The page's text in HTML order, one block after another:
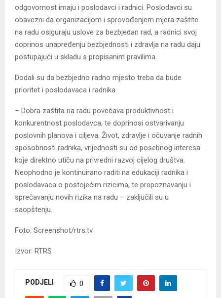
odgovornost imaju i poslodavci i radnici. Poslodavci su
obavezni da organizacijom i sprovođenjem mjera zaštite
na radu osiguraju uslove za bezbjedan rad, a radnici svoj
doprinos unapređenju bezbjednosti i zdravlja na radu daju
postupajući u skladu s propisanim pravilima.
Dodali su da bezbjedno radno mjesto treba da bude
prioritet i poslodavaca i radnika.
– Dobra zaštita na radu povećava produktivnost i
konkurentnost poslodavca, te doprinosi ostvarivanju
poslovnih planova i ciljeva. Život, zdravlje i očuvanje radnih
sposobnosti radnika, vrijednosti su od posebnog interesa
koje direktno utiču na privredni razvoj cijelog društva.
Neophodno je kontinuirano raditi na edukaciji radnika i
poslodavaca o postojećim rizicima, te prepoznavanju i
sprečavanju novih rizika na radu – zaključili su u
saopštenju.
Foto: Screenshot/rtrs.tv
Izvor: RTRS
PODJELI 0